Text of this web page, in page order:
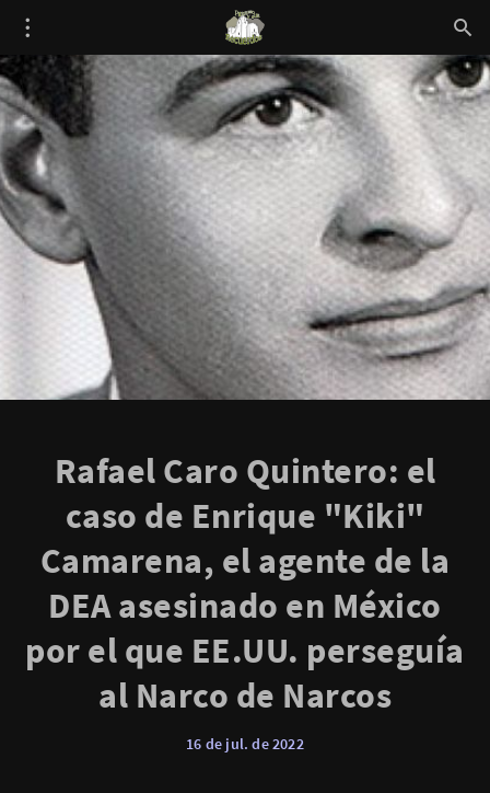
Rafael Caro Quintero: el
caso de Enrique "Kiki"
Camarena, el agente de la
DEA asesinado en México
por el que EE.UU. perseguía
al Narco de Narcos
16 de jul. de 2022